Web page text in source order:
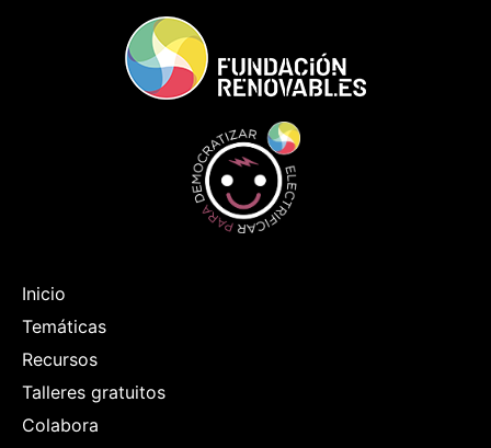
Inicio
Temáticas
Recursos
Talleres gratuitos
Colabora